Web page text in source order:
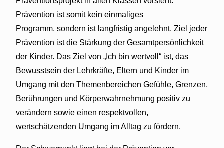
Prävention ist somit kein einmaliges
Programm, sondern ist langfristig angelehnt. Ziel jeder
Prävention ist die Stärkung der Gesamtpersönlichkeit
der Kinder. Das Ziel von „Ich bin wertvoll“ ist, das
Bewusstsein der Lehrkräfte, Eltern und Kinder im
Umgang mit den Themenbereichen Gefühle, Grenzen,
Berührungen und Körperwahrnehmung positiv zu
verändern sowie einen respektvollen,
wertschätzenden Umgang im Alltag zu fördern.